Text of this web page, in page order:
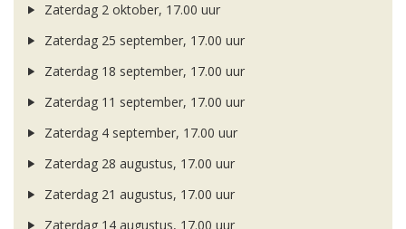
Zaterdag 2 oktober, 17.00 uur
Zaterdag 25 september, 17.00 uur
Zaterdag 18 september, 17.00 uur
Zaterdag 11 september, 17.00 uur
Zaterdag 4 september, 17.00 uur
Zaterdag 28 augustus, 17.00 uur
Zaterdag 21 augustus, 17.00 uur
Zaterdag 14 augustus, 17.00 uur